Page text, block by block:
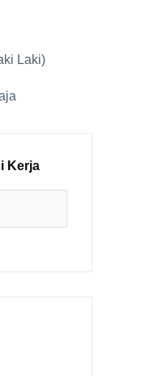
Laki)
Kerja